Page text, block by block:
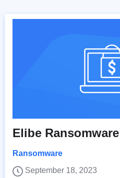
Elibe Ransomware
Ransomware
September 18, 2023